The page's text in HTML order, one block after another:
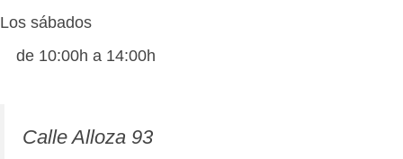
Los sábados
de 10:00h a 14:00h
Calle Alloza 93